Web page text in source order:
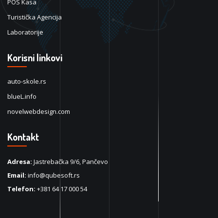
POS Kasa
Turistička Agencija
Laboratorije
Korisni linkovi
auto-skole.rs
blueL.info
novelwebdesign.com
Kontakt
Adresa: Jastrebačka 9/6, Pančevo
Email: info@qubesoft.rs
Telefon: +381 64 17 000 54